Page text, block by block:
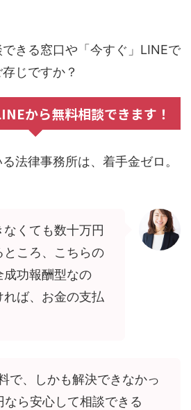
きる窓口や「今すぐ」LINEで
じですか？
から無料相談できます！
法律事務所は、着手金ゼロ。
くても数十万円
ころ、こちらの
功報酬型なの
ば、お金の支払
で、しかも解決できなかっ
なら安心して相談できる